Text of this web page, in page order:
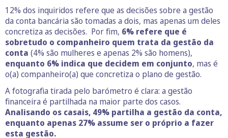
12% dos inquiridos refere que as decisões sobre a gestão
da conta bancária são tomadas a dois, mas apenas um deles
concretiza as decisões. Por fim, 6% refere que é
sobretudo o companheiro quem trata da gestão da
conta (4% são mulheres e apenas 2% são homens),
enquanto 6% indica que decidem em conjunto, mas é
o(a) companheiro(a) que concretiza o plano de gestão.
A fotografia tirada pelo barómetro é clara: a gestão
financeira é partilhada na maior parte dos casos.
Analisando os casais, 49% partilha a gestão da conta,
enquanto apenas 27% assume ser o próprio a fazer
esta gestão.